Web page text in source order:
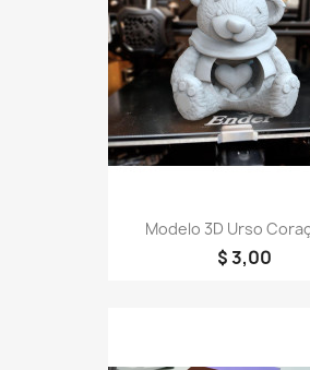
Modelo 3D Urso
$ 3,00